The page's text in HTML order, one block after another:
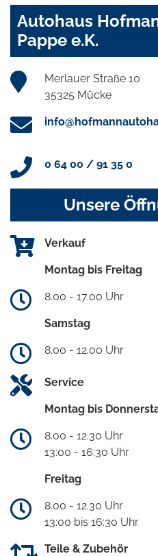
Autohaus
Pappe e.K.
Merlauer Straße 10
35325 Mücke
0 64 00 / 91 35 0
Unsere
Verkauf
Montag bis Freitag
8.00 - 17.00 Uhr
Samstag
8.00 - 12.00 Uhr
Service
Montag bis
8.00 - 12.30 Uhr
13:00 - 16:30 Uhr
Freitag
8.00 - 12.30 Uhr
13:00 bis 16:30 Uhr
Teile & Zubehör